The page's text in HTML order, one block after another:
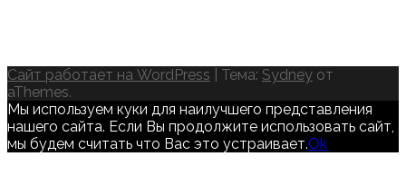
Сайт работает на WordPress Тема: Sydney от
aThemes.
Мы используем куки для наилучшего представления
нашего сайта. Если Вы продолжите использовать сайт,
мы будем считать что Вас это устраивает.Ok